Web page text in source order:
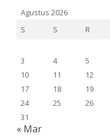
Agustus 2026
S
S R
3
4 5
10
11 12
17
18 19
24
25 26
31
« Mar